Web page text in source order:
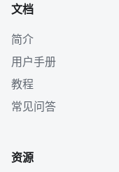
文档
简介
用户手册
教程
常见问答
资源